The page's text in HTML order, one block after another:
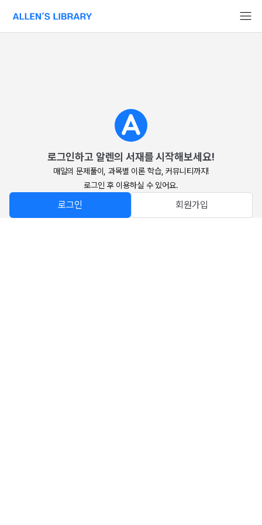
알렌의 서재 홈페이지로 이동
로그인하고 알렌의 서재를 시작해보세요!
매일의 문제풀이, 과목별 이론 학습, 커뮤니티까지!
로그인 후 이용하실 수 있어요.
로그인 회원가입